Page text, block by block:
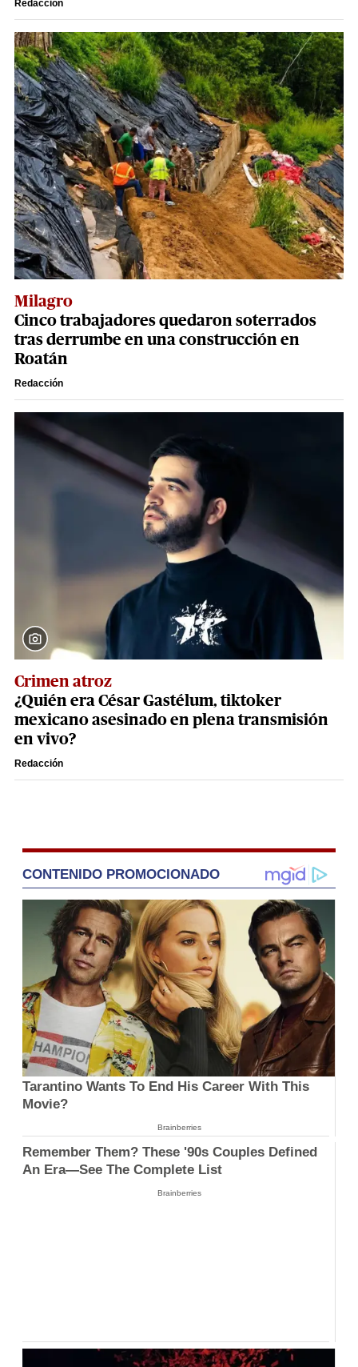
Redacción
Milagro
Cinco trabajadores quedaron soterrados
tras derrumbe en una construcción en
Roatán
Redacción
Crimen atroz
¿Quién era César Gastélum, tiktoker
mexicano asesinado en plena transmisión
en vivo?
Redacción
CONTENIDO PROMOCIONADO
Tarantino Wants To End His Career With This
Movie?
Brainberries
Remember Them? These '90s Couples Defined
An Era—See The Complete List
Brainberries